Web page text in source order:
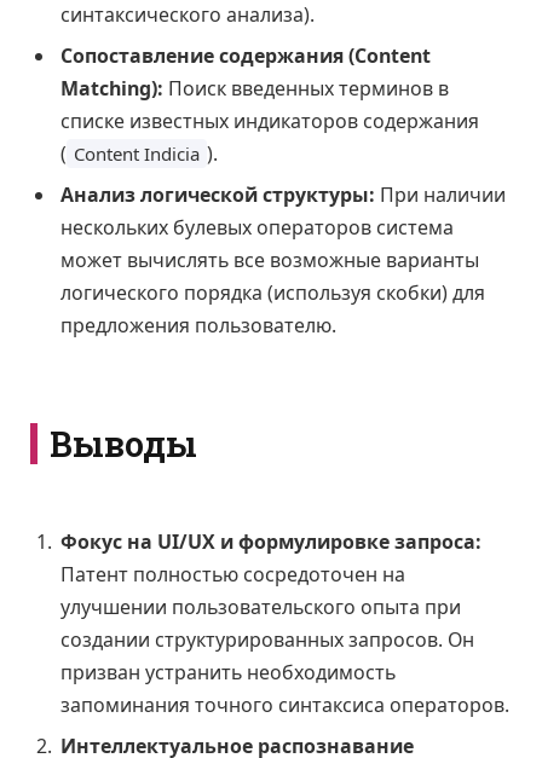
синтаксического анализа).
Сопоставление содержания (Content
Matching): Поиск введенных терминов в
списке известных индикаторов содержания
( Content Indicia ).
Анализ логической структуры: При наличии
нескольких булевых операторов система
может вычислять все возможные варианты
логического порядка (используя скобки) для
предложения пользователю.
Выводы
Фокус на UI/UX и формулировке запроса:
Патент полностью сосредоточен на
улучшении пользовательского опыта при
создании структурированных запросов. Он
призван устранить необходимость
запоминания точного синтаксиса операторов.
Интеллектуальное распознавание